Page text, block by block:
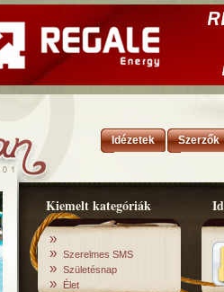
Idézetek Szerzők
Kiemelt kategóriák
»
» Szerelmes SMS
» Születésnap
» Élet